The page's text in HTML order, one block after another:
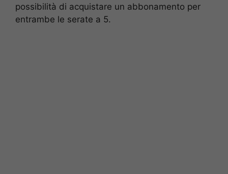
possibilità di acquistare un abbonamento per
entrambe le serate a 5.